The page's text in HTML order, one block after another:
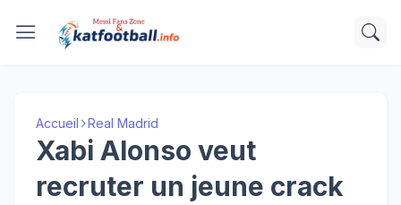
Accueil Real Madrid
Xabi Alonso veut
recruter un jeune crack